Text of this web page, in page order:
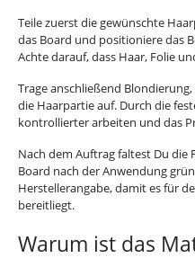
Teile zuerst die gewünschte
das Board und positioniere das
Achte darauf, dass Haar, Folie
Trage anschließend
die Haarpartie auf. Durch die
kontrollierter arbeiten und das
Nach dem Auftrag faltest Du die
Board nach der Anwendung
Herstellerangabe, damit es für
bereitliegt.
Warum ist das